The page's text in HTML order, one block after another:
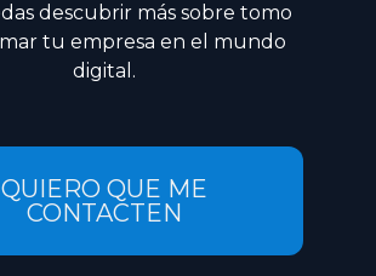
descubrir más sobre tomo
tu empresa en el mundo
digital.
QUIERO QUE ME
CONTACTEN